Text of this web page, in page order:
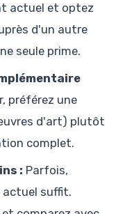
actuel et optez
d'un autre
seule prime.
préférez une
d'art) plutôt
complet.
: Parfois,
suffit.